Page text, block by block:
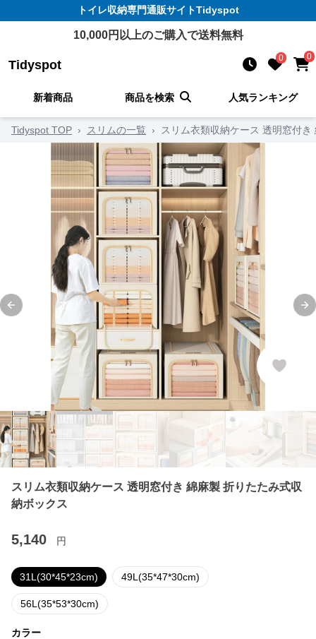
トイレ収納専門通販サイトTidyspot
10,000円以上のご購入で送料無料
Tidyspot 0 0
新着商品 商品を検索 人気ランキング
Tidyspot TOP › スリムの一覧 › スリム衣類収納ケース 透明窓付
Previous slide
スリム衣類収納ケース 透明窓付き 綿麻製 折りたたみ式収
納ボックス
5,140 円
31L(30*45*23cm) 49L(35*47*30cm)
56L(35*53*30cm)
カラー